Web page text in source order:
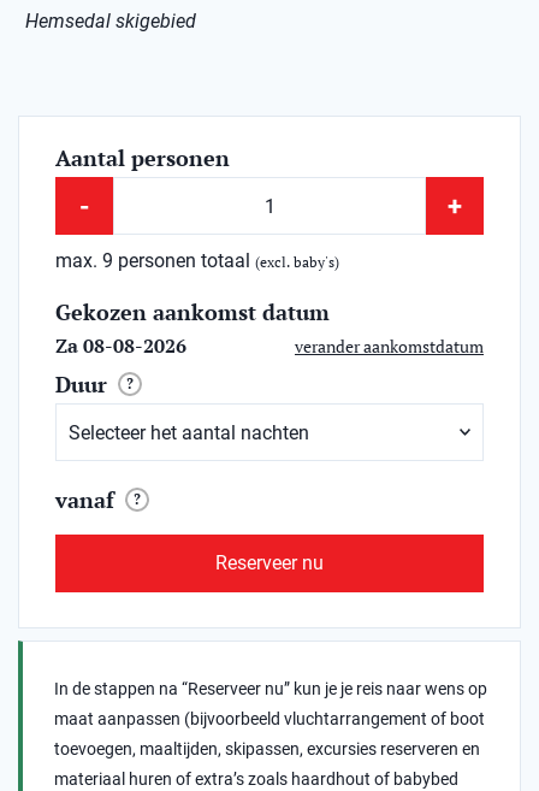
Hemsedal skigebied
Aantal personen
- +
max. 9 personen totaal (excl. baby's)
Gekozen aankomst datum
Za 08-08-2026 verander aankomstdatum
Duur ?
vanaf ?
Reserveer nu
In de stappen na “Reserveer nu” kun je je reis naar wens op
maat aanpassen (bijvoorbeeld vluchtarrangement of boot
toevoegen, maaltijden, skipassen, excursies reserveren en
materiaal huren of extra’s zoals haardhout of babybed